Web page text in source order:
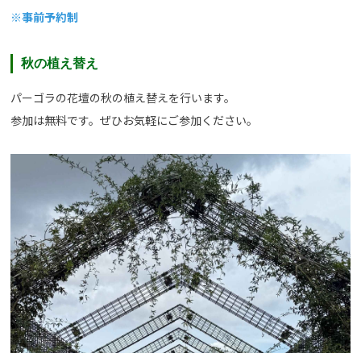
※事前予約制
秋の植え替え
パーゴラの花壇の秋の植え替えを行います。
参加は無料です。ぜひお気軽にご参加ください。